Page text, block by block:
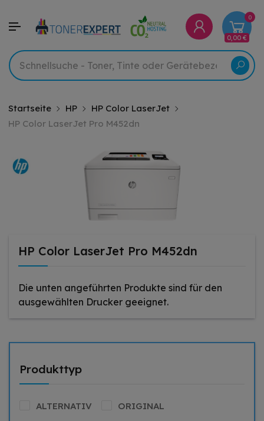
0
0,00 €
Startseite HP
HP Color LaserJet
HP Color LaserJet Pro M452dn
HP Color LaserJet Pro M452dn
Die unten angeführten Produkte sind für den
ausgewählten Drucker geeignet.
Produkttyp
ALTERNATIV ORIGINAL